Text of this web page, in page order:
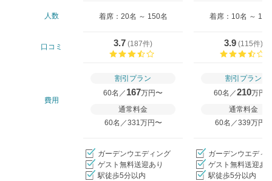
人数 着席：20名 ～ 150名 着席：10名 ～ 114
口コミ 3.7 (187件)
3.9 (115件)
費用
割引プラン
60名／ 167万円〜
通常料金
60名／331万円〜
割引プラン
60名／210万円
通常料金
60名／339万円〜
ガーデンウエディング
ゲスト無料送迎あり
駅徒歩5分以内
ガーデンウエディ
ゲスト無料送迎あ
駅徒歩5分以内